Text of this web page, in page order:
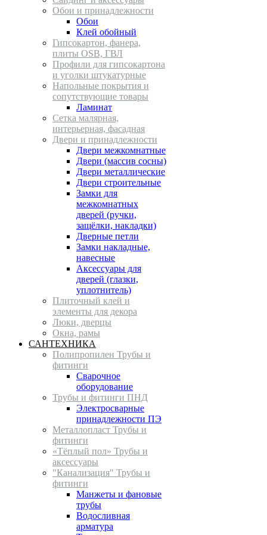
Обои и принадлежности
Обои
Клей обойный
Гипсокартон, фанера,
плиты OSB, ГВЛ
Профили для гипсокартона
и уголки штукатурные
Напольные покрытия и
сопутствующие товары
Ламинат
Сетка малярная,
интерьерная, фасадная
Двери и принадлежности
Двери межкомнатные
Двери (массив сосны)
Двери металлические
Двери строительные
Замки для
межкомнатных
дверей (ручки,
защёлки, накладки)
Дверные петли
Замки накладные,
навесные
Аксессуары для
дверей (глазки,
уплотнитель)
Плиточный клей и
элементы для декора
Люки, дверцы
Окна, рамы
САНТЕХНИКА
Полипропилен Трубы и
фитинги
Сварочное
оборудование
Трубы и фитинги ПНД
Электросварные
принадлежности ПЭ
Металлопласт Трубы и
фитинги
«Тёплый пол» Трубы и
аксессуары
"Канализация" Трубы и
фитинги
Манжеты и фановые
трубы
Водосливная
арматура